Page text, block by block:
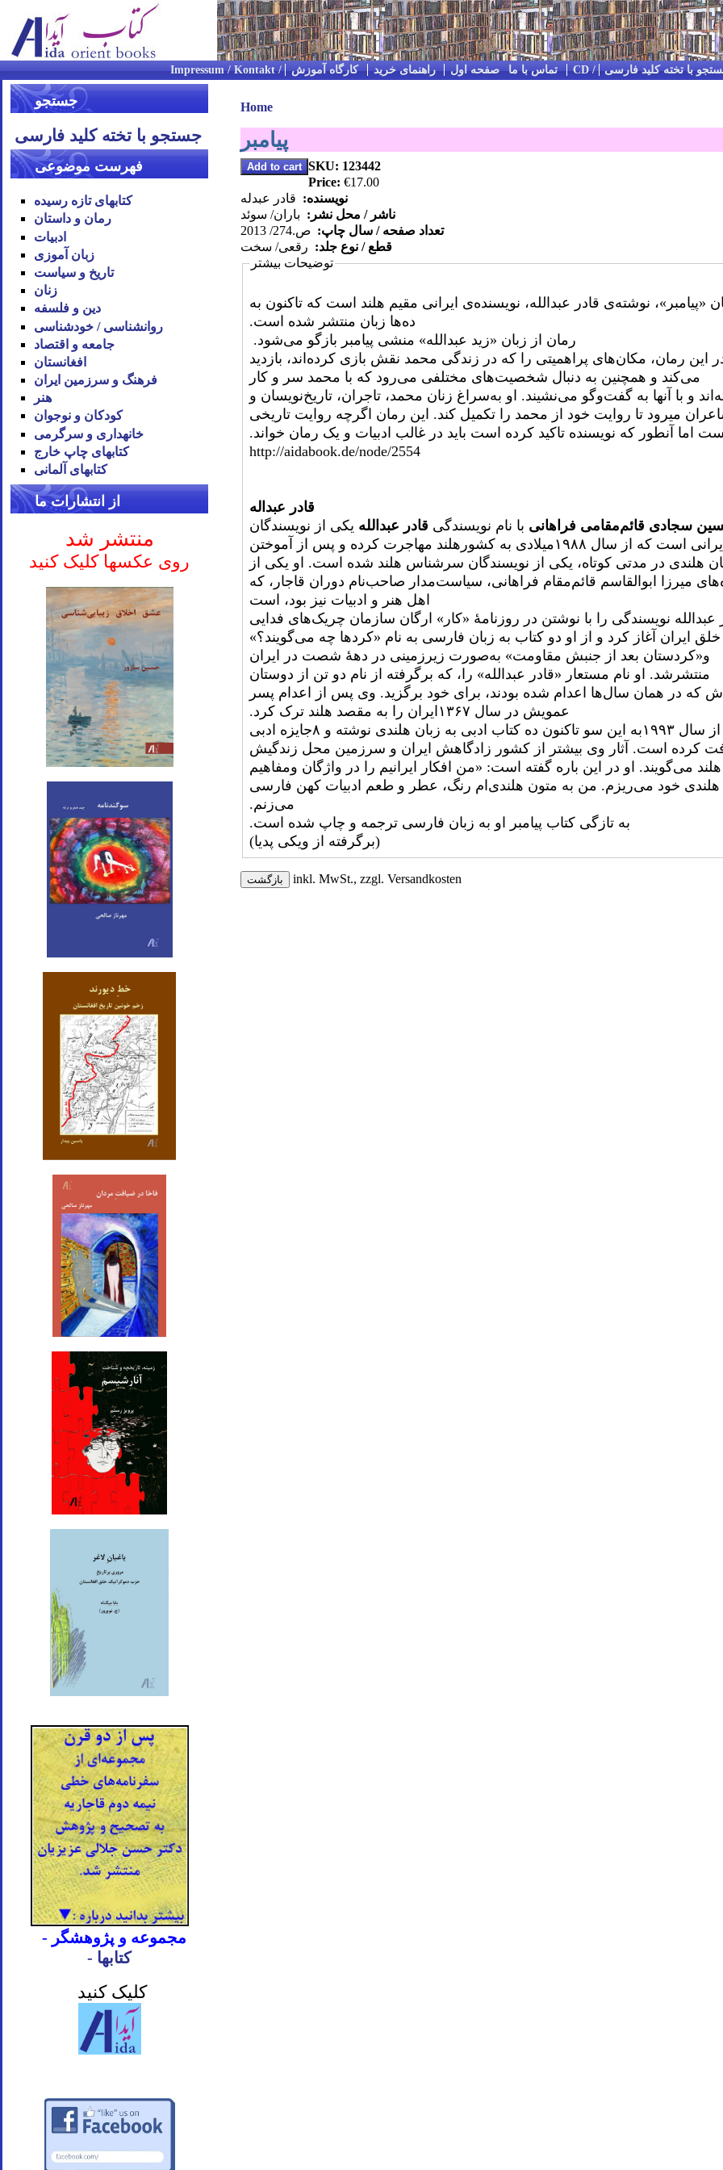
Impressum / Kontakt / تماس با ما صفحه اول راهنمای خرید کارگاه آموزش با تخته کلید فارسی
جستجو
جستجو با تخته کلید فارسی
فهرست موضوعی
کتابهای تازه رسیده
رمان و داستان
ادبیات
زبان آموزی
تاریخ و سیاست
زنان
دین و فلسفه
روان‪شناسی / خودشناسی
جامعه و اقتصاد
افغانستان
فرهنگ و سرزمین ایران
هنر
کودکان و نوجوان
خانه‪داری و سرگرمی
کتاب‪های چاپ خارج
کتاب‪های آلمانی
از انتشارات ما
منتشر شد
روی عکسها کلیک کنید
- مجموعه و پژوهشگر
- کتابها
کلیک کنید
Home
پیامبر
SKU: 123442
Price: €17.00
نویسنده: قادر عبدله
ناشر / محل نشر: باران/ سوئد
تعداد صفحه / سال چاپ: ص.274/ 2013
قطع / نوع جلد: رقعی/ سخت
توضیحات بیشتر
«پیامبر»، نوشته‌ی قادر عبدالله، نویسنده‌ی ایرانی مقیم هلند است که تاکنون به
ده‌ها زبان منتشر شده است.
رمان از زبان «زید عبدالله» منشی پیامبر بازگو می‌شود.
این رمان، مکان‌های پراهمیتی را که در زندگی محمد نقش بازی کرده‌اند، بازدید
می‌کند و همچنین به دنبال شخصیت‌های مختلفی می‌رود که با محمد سر و کار
و با آنها به گفت‌وگو می‌نشیند. او به‌سراغ زنان محمد، تاجران، تاریخ‌نویسان و
میرود تا روایت خود از محمد را تکمیل کند. این رمان اگرچه روایت تاریخی
اما آنطور که نویسنده تاکید کرده است باید در غالب ادبیات و یک رمان خواند.
http://aidabook.de/node/2554
قادر عبداله
سجادی قائم‌مقامی فراهانی با نام نویسندگی قادر عبدالله یکی از نویسندگان
ایرانی است که از سال ۱۹۸۸میلادی به کشورهلند مهاجرت کرده و پس از آموختن
هلندی در مدتی کوتاه، یکی از نویسندگان سرشناس هلند شده است. او یکی از
میرزا ابوالقاسم قائم‌مقام فراهانی، سیاست‌مدار صاحب‌نام دوران قاجار، که
اهل هنر و ادبیات نیز بود، است
عبدالله نویسندگی را با نوشتن در روزنامۀ «کار» ارگان سازمان چریک‌های فدایی
خلق ایران آغاز کرد و از او دو کتاب به زبان فارسی به نام «کردها چه می‌گویند؟»
و«کردستان بعد از جنبش مقاومت» به‌صورت زیرزمینی در دهۀ شصت در ایران
منتشرشد. او نام مستعار «قادر عبدالله» را، که برگرفته از نام دو تن از دوستان
که در همان سال‌ها اعدام شده بودند، برای خود برگزید. وی پس از اعدام پسر
عمویش در سال ۱۳۶۷ایران را به مقصد هلند ترک کرد.
وی از سال ۱۹۹۳به این سو تاکنون ده کتاب ادبی به زبان هلندی نوشته و ۸جایزه ادبی
کرده است. آثار وی بیشتر از کشور زادگاهش ایران و سرزمین محل زندگیش
هلند می‌گویند. او در این باره گفته است: «من افکار ایرانیم را در واژگان ومفاهیم
هلندی خود می‌ریزم. من به متون هلندی‌ام رنگ، عطر و طعم ادبیات کهن فارسی
می‌زنم.
به تازگی کتاب پیامبر او به زبان فارسی ترجمه و چاپ شده است.
(برگرفته از ویکی پدیا)
inkl. MwSt., zzgl. Versandkosten